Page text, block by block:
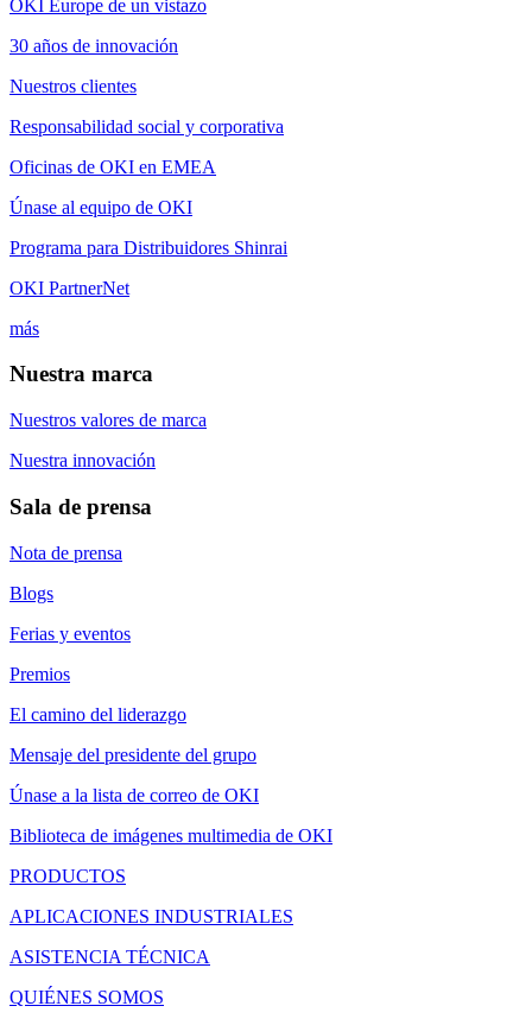
OKI Europe de un vistazo
30 años de innovación
Nuestros clientes
Responsabilidad social y corporativa
Oficinas de OKI en EMEA
Únase al equipo de OKI
Programa para Distribuidores Shinrai
OKI PartnerNet
más
Nuestra marca
Nuestros valores de marca
Nuestra innovación
Sala de prensa
Nota de prensa
Blogs
Ferias y eventos
Premios
El camino del liderazgo
Mensaje del presidente del grupo
Únase a la lista de correo de OKI
Biblioteca de imágenes multimedia de OKI
PRODUCTOS
APLICACIONES INDUSTRIALES
ASISTENCIA TÉCNICA
QUIÉNES SOMOS